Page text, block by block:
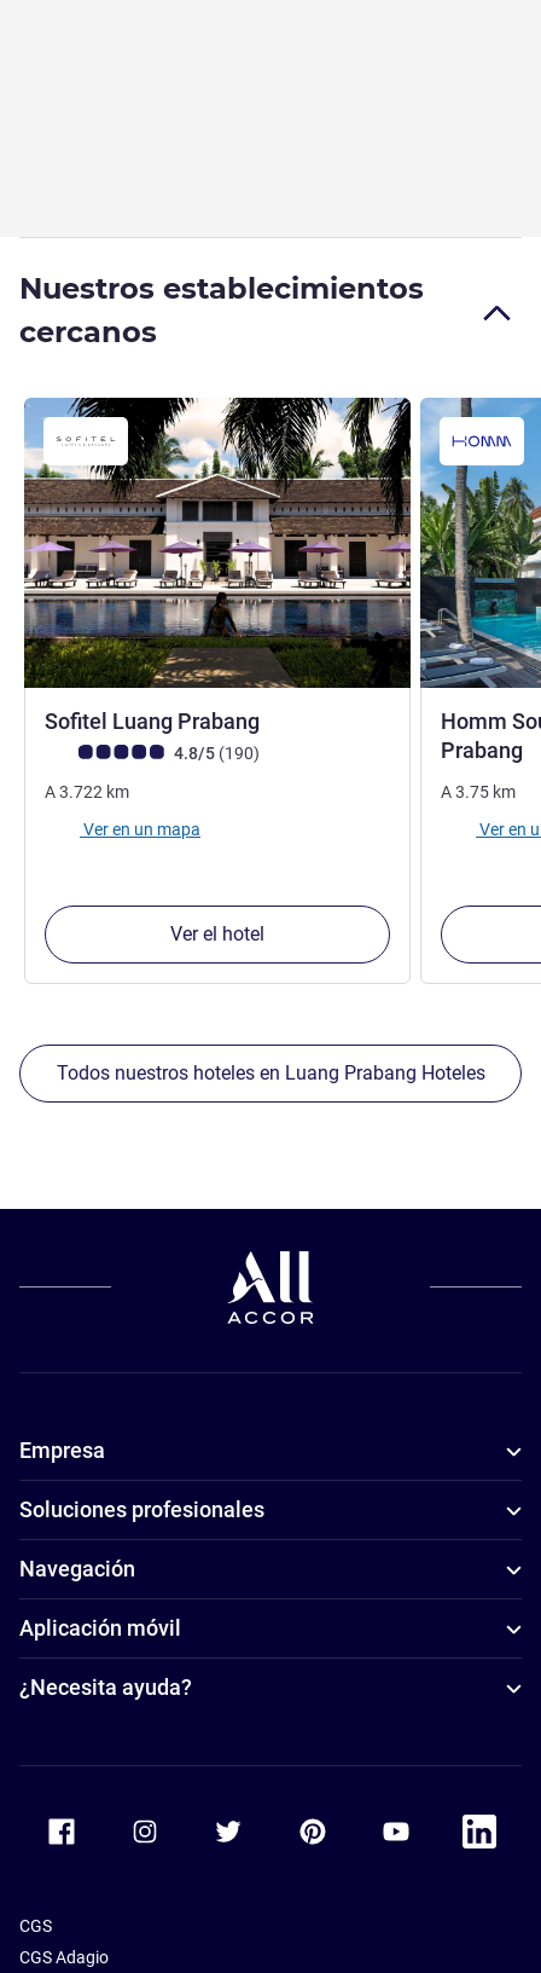
Nuestros establecimientos
cercanos
Sofitel Luang Prabang
Nota de clientes de Avis (Clasificación de ALL)
4.8/5 (190opiniones
)
A3.722 km
Ver en un mapa
Ver el hotel
Homm
Prabang
A3.75 km
Ver en
Todos nuestros hoteles en Luang Prabang Hoteles
Empresa
Soluciones profesionales
Navegación
Aplicación móvil
¿Necesita ayuda?
Accor Facebook Accor TwitterAccor PinterestAccor Youtube
Accor
CGS
CGS Adagio